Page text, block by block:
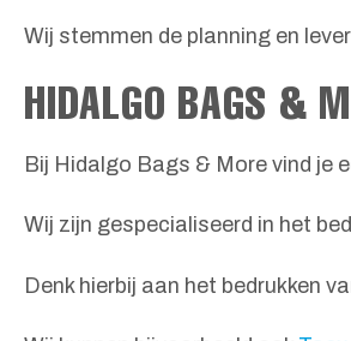
Wij stemmen de planning en
HIDALGO BAGS &
Bij Hidalgo Bags & More vind je
Wij zijn gespecialiseerd in het
Denk hierbij aan het bedrukken